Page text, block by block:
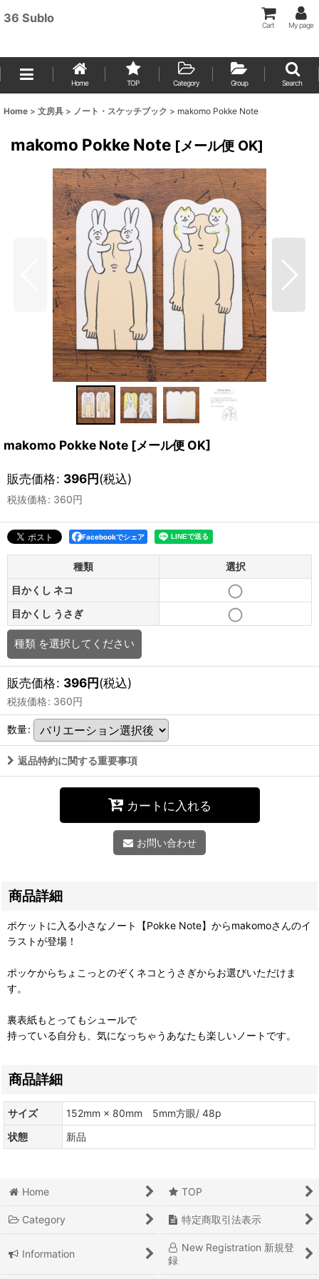
36 Sublo
Cart My page
Home TOP Category Group Search
Home > 文房具 > ノート・スケッチブック > makomo Pokke Note
makomo Pokke Note [メール便 OK]
makomo Pokke Note [メール便 OK]
販売価格: 396円(税込)
税抜価格: 360円
Facebookでシェア
種類
選択
目かくし ネコ
目かくし うさぎ
種類 を選択してください
販売価格: 396円(税込)
税抜価格: 360円
数量:
返品特約に関する重要事項
カートに入れる
お問い合わせ
商品詳細
ポケットに入る小さなノート【Pokke Note】からmakomoさんのイ
ラストが登場！
ポッケからちょこっとのぞくネコとうさぎからお選びいただけま
す。
裏表紙もとってもシュールで
持っている自分も、気になっちゃうあなたも楽しいノートです。
商品詳細
サイズ
152mm × 80mm 5mm方眼/ 48p
状態
新品
Home TOP
Category 特定商取引法表示
Information
New Registration 新規登
録